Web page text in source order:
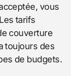
vous
tarifs
couverture
toujours des
de budgets.